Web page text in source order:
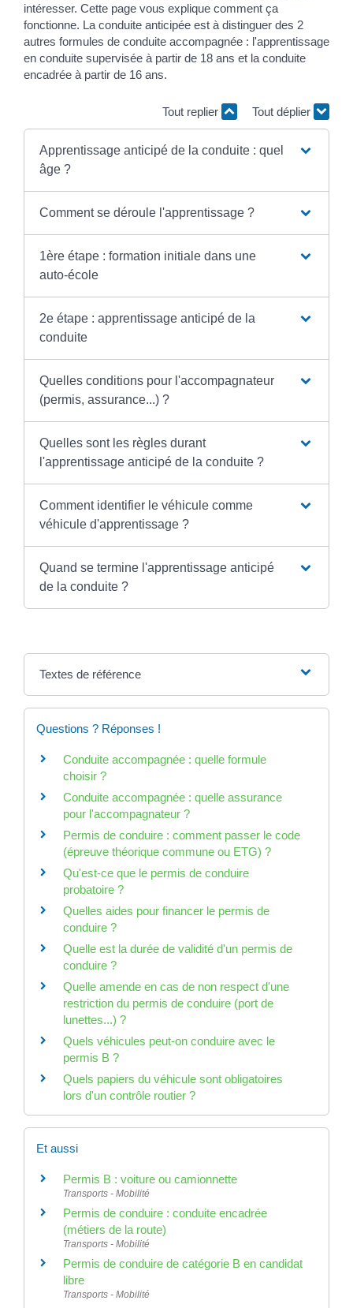
intéresser. Cette page vous explique comment ça
fonctionne. La conduite anticipée est à distinguer des 2
autres formules de conduite accompagnée : l'apprentissage
en conduite supervisée à partir de 18 ans et la conduite
encadrée à partir de 16 ans.
Tout replier Tout déplier
Apprentissage anticipé de la conduite : quel
âge ?
Comment se déroule l'apprentissage ?
1ère étape : formation initiale dans une
auto-école
2e étape : apprentissage anticipé de la
conduite
Quelles conditions pour l'accompagnateur
(permis, assurance...) ?
Quelles sont les règles durant
l'apprentissage anticipé de la conduite ?
Comment identifier le véhicule comme
véhicule d'apprentissage ?
Quand se termine l'apprentissage anticipé
de la conduite ?
Textes de référence
Questions ? Réponses !
Conduite accompagnée : quelle formule
choisir ?
Conduite accompagnée : quelle assurance
pour l'accompagnateur ?
Permis de conduire : comment passer le code
(épreuve théorique commune ou ETG) ?
Qu'est-ce que le permis de conduire
probatoire ?
Quelles aides pour financer le permis de
conduire ?
Quelle est la durée de validité d'un permis de
conduire ?
Quelle amende en cas de non respect d'une
restriction du permis de conduire (port de
lunettes...) ?
Quels véhicules peut-on conduire avec le
permis B ?
Quels papiers du véhicule sont obligatoires
lors d'un contrôle routier ?
Et aussi
Permis B : voiture ou camionnette
Transports - Mobilité
Permis de conduire : conduite encadrée
(métiers de la route)
Transports - Mobilité
Permis de conduire de catégorie B en candidat
libre
Transports - Mobilité